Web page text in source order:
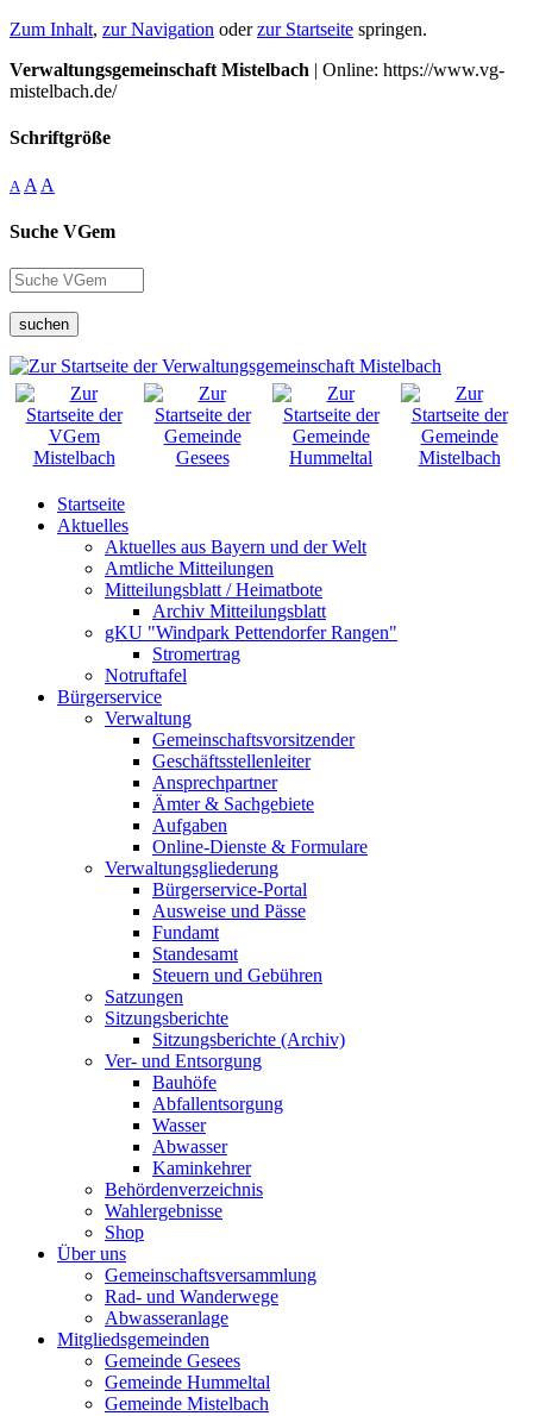
Zum Inhalt, zur Navigation oderzur Startseite springen.
Verwaltungsgemeinschaft Mistelbach | Online: https://www.vg-
mistelbach.de/
Schriftgröße
A A A
Suche VGem
suchen
Startseite
Aktuelles
Aktuelles aus Bayern und der Welt
Amtliche Mitteilungen
Mitteilungsblatt / Heimatbote
Archiv Mitteilungsblatt
gKU "Windpark Pettendorfer Rangen"
Stromertrag
Notruftafel
Bürgerservice
Verwaltung
Gemeinschaftsvorsitzender
Geschäftsstellenleiter
Ansprechpartner
Ämter & Sachgebiete
Aufgaben
Online-Dienste & Formulare
Verwaltungsgliederung
Bürgerservice-Portal
Ausweise und Pässe
Fundamt
Standesamt
Steuern und Gebühren
Satzungen
Sitzungsberichte
Sitzungsberichte (Archiv)
Ver- und Entsorgung
Bauhöfe
Abfallentsorgung
Wasser
Abwasser
Kaminkehrer
Behördenverzeichnis
Wahlergebnisse
Shop
Über uns
Gemeinschaftsversammlung
Rad- und Wanderwege
Abwasseranlage
Mitgliedsgemeinden
Gemeinde Gesees
Gemeinde Hummeltal
Gemeinde Mistelbach